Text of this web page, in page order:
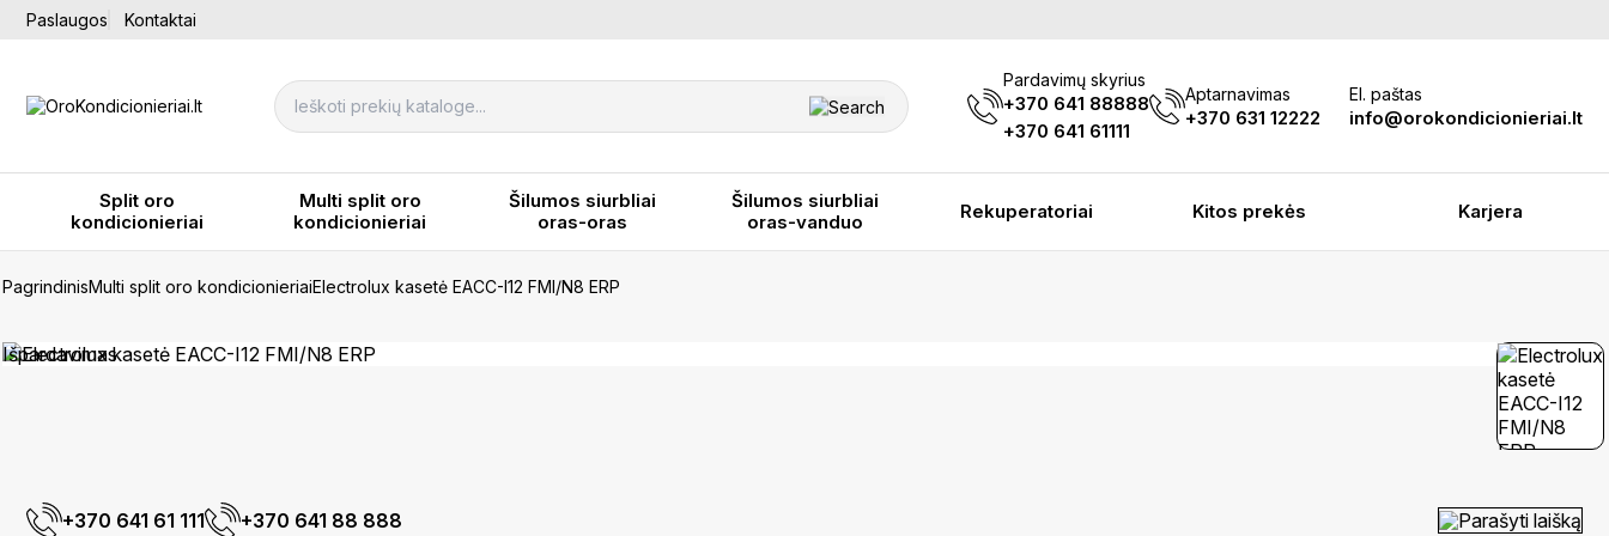
Paslaugos Kontaktai
Pardavimų skyrius
+370 641 88888
+370 641 61111
Aptarnavimas
+370 631 12222
El. paštas
info@orokondicionieriai.lt
Split oro
kondicionieriai
Multi split oro
kondicionieriai
Šilumos siurbliai
oras-oras
Šilumos siurbliai
oras-vanduo
Rekuperatoriai Kitos prekės Karjera
PagrindinisMulti split oro kondicionieriaiElectrolux kasetė EACC-I12 FMI/N8 ERP
Išpardavimas
+370 641 61 111 +370 641 88 888 Parašyti laišką